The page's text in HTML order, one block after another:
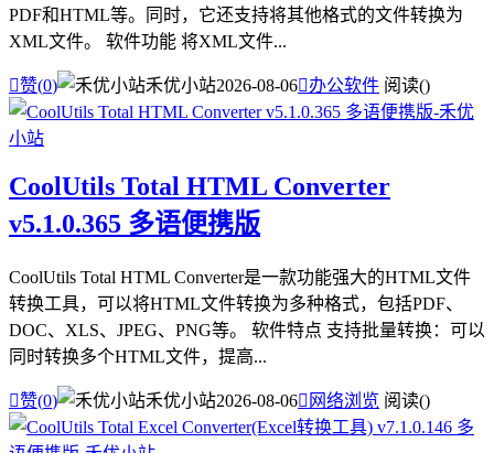
PDF和HTML等。同时，它还支持将其他格式的文件转换为
XML文件。 软件功能 将XML文件...
赞(0) 禾优小站2026-08-06办公软件 阅读()
CoolUtils Total HTML Converter
v5.1.0.365 多语便携版
CoolUtils Total HTML Converter是一款功能强大的HTML文件
转换工具，可以将HTML文件转换为多种格式，包括PDF、
DOC、XLS、JPEG、PNG等。 软件特点 支持批量转换：可以
同时转换多个HTML文件，提高...
赞(0) 禾优小站2026-08-06 网络浏览 阅读()